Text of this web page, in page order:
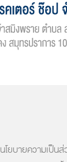
นโยบายความเป็น